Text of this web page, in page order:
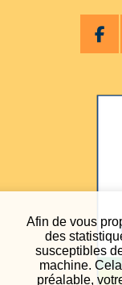
Afin de vous
des
susceptibles
machine.
préalable,